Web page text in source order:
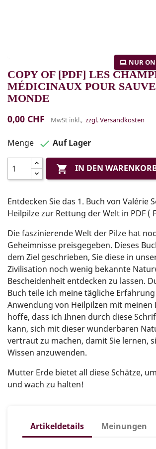
NUR
COPY OF [PDF] LES
MÉDICINAUX POUR
MONDE
0,00 CHF MwSt inkl., zzgl. Versandkosten
Menge  Auf Lager
 IN DEN
Entdecken Sie das 1. Buch von Valérie
Heilpilze zur Rettung der Welt in PDF (
Die faszinierende Welt der Pilze hat
Geheimnisse preisgegeben. Dieses
dem Ziel geschrieben, Sie diese in
Zivilisation noch wenig bekannte
Bescheidenheit entdecken zu lassen.
Buch teile ich meine tägliche
Anwendung von Heilpilzen mit meinen
hoffe, dass ich Ihnen durch diese
kann, sich mit dieser wunderbaren
vertraut zu machen, damit Sie lernen,
Wissen anzuwenden.
Mutter Erde bietet all diese Schätze,
und wach zu halten!
Artikeldetails Meinungen